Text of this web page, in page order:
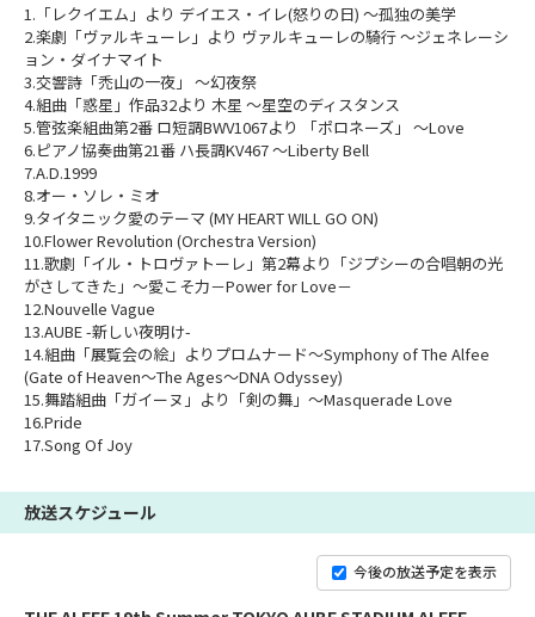
1.「レクイエム」より デイエス・イレ(怒りの日) ～孤独の美学
2.楽劇「ヴァルキューレ」より ヴァルキューレの騎行 ～ジェネレーシ
ョン・ダイナマイト
3.交響詩「禿山の一夜」 ～幻夜祭
4.組曲「惑星」作品32より 木星 ～星空のディスタンス
5.管弦楽組曲第2番 ロ短調BWV1067より 「ポロネーズ」 ～Love
6.ピアノ協奏曲第21番 ハ長調KV467 ～Liberty Bell
7.A.D.1999
8.オー・ソレ・ミオ
9.タイタニック愛のテーマ (MY HEART WILL GO ON)
10.Flower Revolution (Orchestra Version)
11.歌劇「イル・トロヴァトーレ」第2幕より「ジプシーの合唱朝の光
がさしてきた」～愛こそ力－Power for Love－
12.Nouvelle Vague
13.AUBE -新しい夜明け-
14.組曲「展覧会の絵」よりプロムナード～Symphony of The Alfee
(Gate of Heaven～The Ages～DNA Odyssey)
15.舞踏組曲「ガイーヌ」より「剣の舞」～Masquerade Love
16.Pride
17.Song Of Joy
放送スケジュール
今後の放送予定を表示